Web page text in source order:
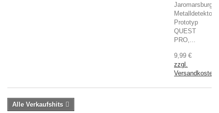
Jaromarsburg,
Metalldetektor
Prototyp
QUEST
PRO,...
9,99 €
zzgl.
Versandkosten
Alle Verkaufshits